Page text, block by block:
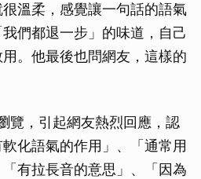
溫柔，感覺讓一句話的語氣
們都退一步」的味道，自己
。他最後也問網友，這樣的
覽，引起網友熱烈回應，認
化語氣的作用」、「通常用
有拉長音的意思」、「因為